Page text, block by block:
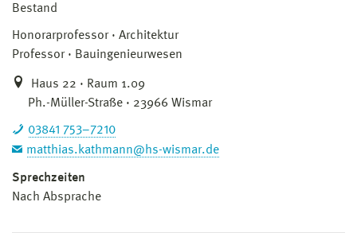
Bestand
Honorarprofessor
Architektur
Professor
Bauingenieurwesen
Haus 22 · Raum 1.09
Ph.-Müller-Straße · 23966 Wismar
03841 753–7210
matthias.kathmann@hs-wismar.de
Sprechzeiten
Nach Absprache